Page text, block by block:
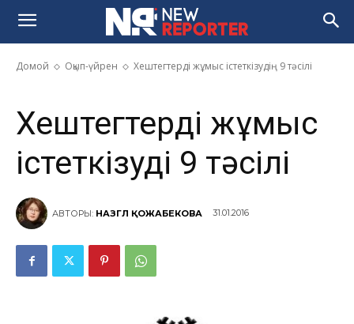
Домой Оқып-үйрен Хештегтерді жұмыс істеткізудің 9 тәсілі
Хештегтерді жұмыс істеткізудің
9 тәсілі
Хештегтерді жұмыс
істеткізудің 9 тәсілі
АВТОРЫ: НАЗГҮЛ ҚОЖАБЕКОВА 31.01.2016